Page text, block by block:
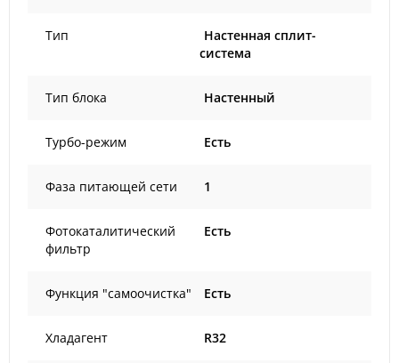
Тип
Настенная сплит-
система
Тип блока Настенный
Турбо-режим Есть
Фаза питающей сети 1
Фотокаталитический
фильтр
Есть
Функция "самоочистка" Есть
Хладагент R32